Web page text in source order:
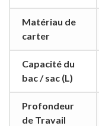
Matériau de
carter
Capacité du
bac / sac (L)
Profondeur
de Travail